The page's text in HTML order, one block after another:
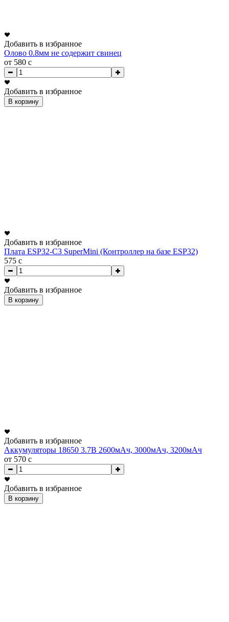
Добавить в избранное
Олово 0.8мм не содержит свинец
от 580 c
Добавить в избранное
В корзину
Добавить в избранное
Плата ESP32-C3 SuperMini (Контроллер на базе ESP32)
575 c
Добавить в избранное
В корзину
Добавить в избранное
Аккумуляторы 18650 3.7В 2600мАч, 3000мАч, 3200мАч
от 570 c
Добавить в избранное
В корзину